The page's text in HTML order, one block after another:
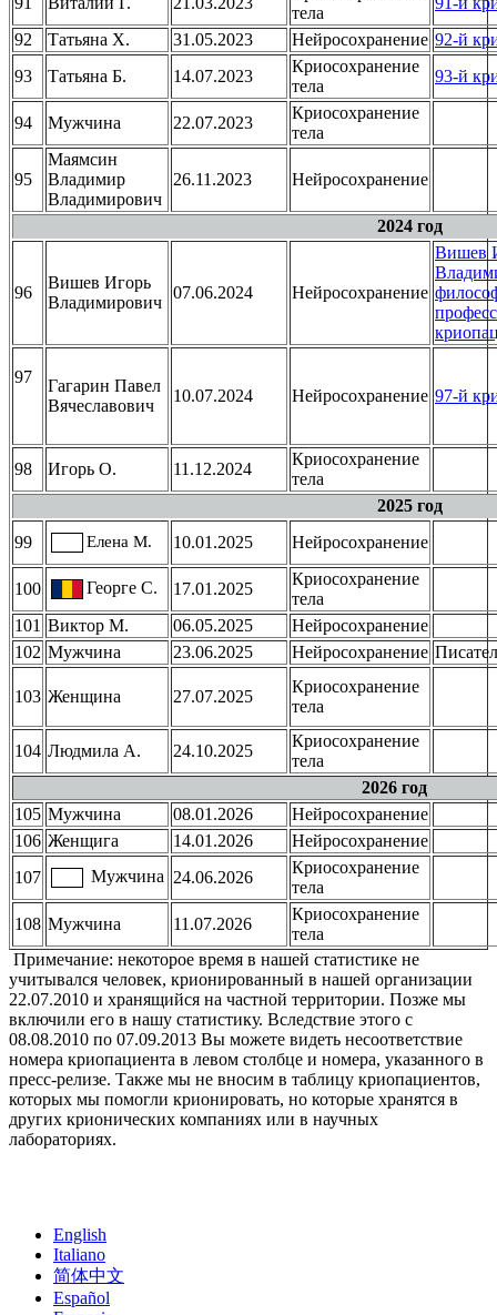
тела
92
Татьяна Х. 31.05.2023 Нейросохранение 92-й
93
Татьяна Б. 14.07.2023
Криосохранение
тела
93-й
94 Мужчина 22.07.2023
Криосохранение
тела
95
Маямсин
Владимир
Владимирович
26.11.2023 Нейросохранение
2024 год
96
Вишев Игорь
Владимирович
07.06.2024 Нейросохранение
Вишев
97
Гагарин Павел
Вячеславович
10.07.2024 Нейросохранение 97-й
98 Игорь О. 11.12.2024
Криосохранение
тела
2025 год
99
Елена М. 10.01.2025 Нейросохранение
100 Георге С. 17.01.2025
Криосохранение
тела
101 Виктор М. 06.05.2025
Нейросохранение
102 Мужчина 23.06.2025 Нейросохранение
103 Женщина 27.07.2025
Криосохранение
тела
104 Людмила А. 24.10.2025
Криосохранение
тела
2026 год
105 Mужчина 08.01.2026
Нейросохранение
106 Женщига 14.01.2026
Нейросохранение
107
Мужчина 24.06.2026
Криосохранение
тела
108 Мужчина 11.07.2026
Криосохранение
тела
Примечание: некоторое время в нашей статистике не
учитывался человек, крионированный в нашей организации
22.07.2010 и хранящийся на частной территории. Позже мы
включили его в нашу статистику. Вследствие этого с
08.08.2010 по 07.09.2013 Вы можете видеть несоответствие
номера криопациента в левом столбце и номера, указанного в
пресс-релизе. Также мы не вносим в таблицу криопациентов,
которых мы помогли крионировать, но которые хранятся в
других крионических компаниях или в научных
лабораториях.
English
Italiano
简体中文
Español